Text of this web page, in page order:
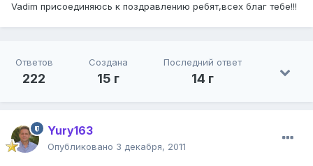
Vadim присоединяюсь к поздравлению ребят,всех благ тебе!!!
Ответов
222
Создана
15 г
Последний ответ
14 г
Yury163
Опубликовано 3 декабря, 2011